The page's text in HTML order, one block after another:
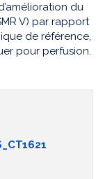
du
V) par rapport
de référence,
pour perfusion.